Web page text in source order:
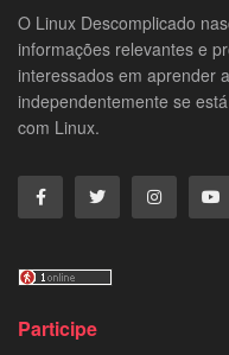
O Linux Descomplicado
informações relevantes e
interessados em aprender
independentemente se
com Linux.
Participe